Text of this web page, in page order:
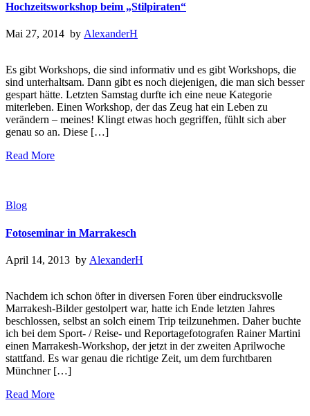
Hochzeitsworkshop beim „Stilpiraten“
Mai 27, 2014 by AlexanderH
Es gibt Workshops, die sind informativ und es gibt Workshops, die
sind unterhaltsam. Dann gibt es noch diejenigen, die man sich besser
gespart hätte. Letzten Samstag durfte ich eine neue Kategorie
miterleben. Einen Workshop, der das Zeug hat ein Leben zu
verändern – meines! Klingt etwas hoch gegriffen, fühlt sich aber
genau so an. Diese […]
Read More
Blog
Fotoseminar in Marrakesch
April 14, 2013 by AlexanderH
Nachdem ich schon öfter in diversen Foren über eindrucksvolle
Marrakesh-Bilder gestolpert war, hatte ich Ende letzten Jahres
beschlossen, selbst an solch einem Trip teilzunehmen. Daher buchte
ich bei dem Sport- / Reise- und Reportagefotografen Rainer Martini
einen Marrakesh-Workshop, der jetzt in der zweiten Aprilwoche
stattfand. Es war genau die richtige Zeit, um dem furchtbaren
Münchner […]
Read More